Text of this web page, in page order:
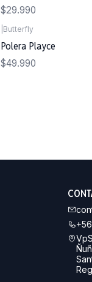
$29.990
Butterfly
Polera Playce
$49.990